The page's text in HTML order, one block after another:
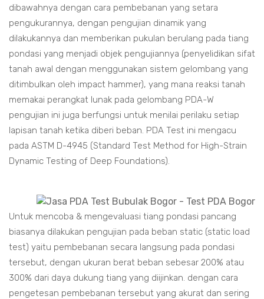
dibawahnya dengan cara pembebanan yang setara
pengukurannya, dengan pengujian dinamik yang
dilakukannya dan memberikan pukulan berulang pada tiang
pondasi yang menjadi objek pengujiannya (penyelidikan sifat
tanah awal dengan menggunakan sistem gelombang yang
ditimbulkan oleh impact hammer), yang mana reaksi tanah
memakai perangkat lunak pada gelombang PDA-W
pengujian ini juga berfungsi untuk menilai perilaku setiap
lapisan tanah ketika diberi beban. PDA Test ini mengacu
pada ASTM D-4945 (Standard Test Method for High-Strain
Dynamic Testing of Deep Foundations).
Untuk mencoba & mengevaluasi tiang pondasi pancang
biasanya dilakukan pengujian pada beban static (static load
test) yaitu pembebanan secara langsung pada pondasi
tersebut, dengan ukuran berat beban sebesar 200% atau
300% dari daya dukung tiang yang diijinkan. dengan cara
pengetesan pembebanan tersebut yang akurat dan sering